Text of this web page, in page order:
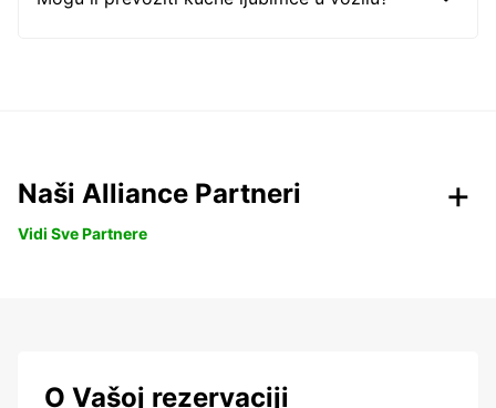
Naši Alliance Partneri
Vidi Sve Partnere
O Vašoj rezervaciji